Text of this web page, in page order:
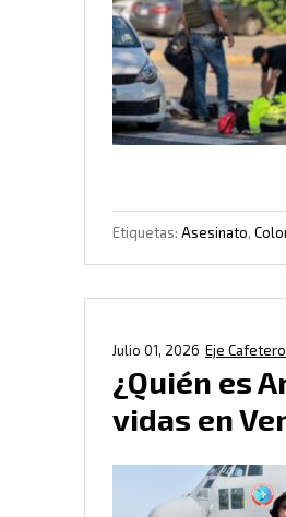
Etiquetas: Asesinato,
Eje Cafetero
Julio 01, 2026
¿Quién es
vidas en